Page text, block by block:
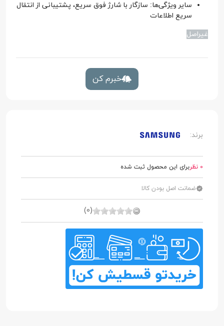
سایر ویژگی‌ها: سازگار با شارژ فوق سریع، پشتیبانی از انتقال
سریع اطلاعات
غیر‌اصل
خبرم کن
برند:
0 نظر برای این محصول ثبت شده
ضمانت اصل بودن کالا
(0)